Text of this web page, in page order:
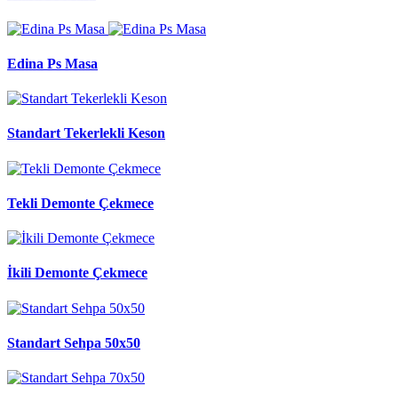
Edina Ps Masa
Standart Tekerlekli Keson
Tekli Demonte Çekmece
İkili Demonte Çekmece
Standart Sehpa 50x50